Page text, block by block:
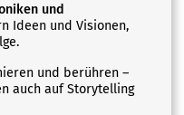
und
Ideen und Visionen,
und berühren –
auch auf Storytelling